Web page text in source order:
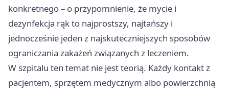
konkretnego – o przypomnienie, że mycie i
dezynfekcja rąk to najprostszy, najtańszy i
jednocześnie jeden z najskuteczniejszych sposobów
ograniczania zakażeń związanych z leczeniem.
W szpitalu ten temat nie jest teorią. Każdy kontakt z
pacjentem, sprzętem medycznym albo powierzchnią